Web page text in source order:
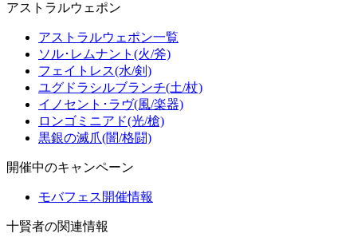
アストラルウェポン
アストラルウェポン一覧
ソル･レムナント(火/斧)
フェイトレス(水/剣)
ユグドラシルブランチ(土/杖)
イノセント･ラヴ(風/楽器)
ロンゴミニアド(光/槍)
黒銀の滅爪(闇/格闘)
開催中のキャンペーン
モバフェス開催情報
十賢者の関連情報